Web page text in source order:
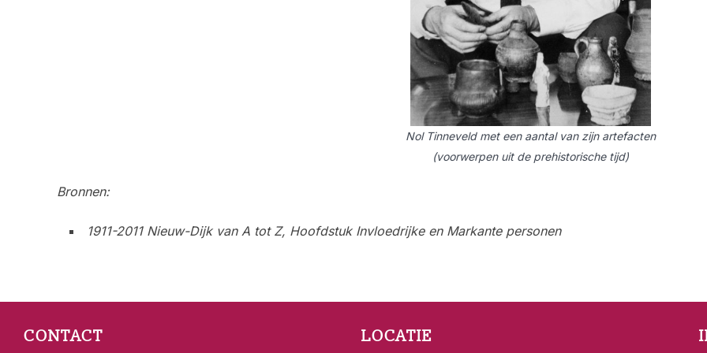
Nol Tinneveld met een aantal van zijn artefacten
(voorwerpen uit de prehistorische tijd)
Bronnen:
1911-2011 Nieuw-Dijk van A tot Z, Hoofdstuk Invloedrijke en Markante personen
CONTACT LOCATIE